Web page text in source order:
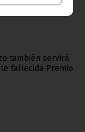
también servirá
fallecida Premio